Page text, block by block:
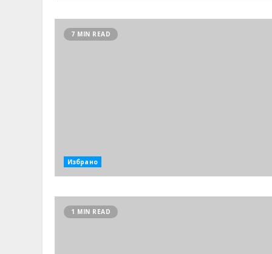
7 MIN READ
Избрано
1 MIN READ